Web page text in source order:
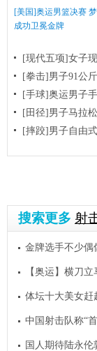
[美国]奥运男篮决赛
成功卫冕金牌
[现代五项]女子
[拳击]男子91公
[手球]奥运男子
[田径]男子马拉
[摔跤]男子自由
搜索更多 射
金牌选手不少偶
【奥运】横刀
体坛十大美女赶
中国射击队称“
国人期待陆永